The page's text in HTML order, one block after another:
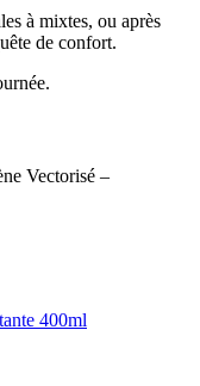
à mixtes, ou après
de confort.
Vectorisé –